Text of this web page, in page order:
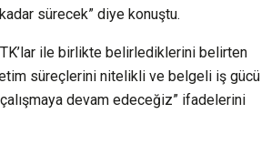
sürecek” diye konuştu.
ile birlikte belirlediklerini belirten
süreçlerini nitelikli ve belgeli iş gücü
devam edeceğiz” ifadelerini